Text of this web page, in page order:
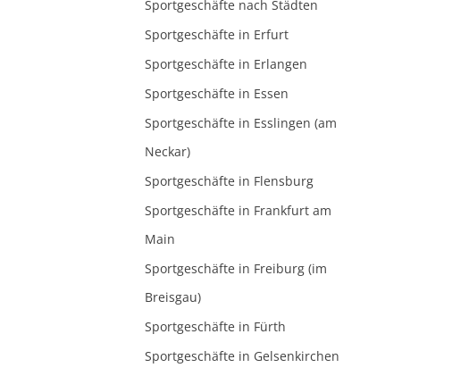
Sportgeschäfte nach Städten
Sportgeschäfte in Erfurt
Sportgeschäfte in Erlangen
Sportgeschäfte in Essen
Sportgeschäfte in Esslingen (am
Neckar)
Sportgeschäfte in Flensburg
Sportgeschäfte in Frankfurt am
Main
Sportgeschäfte in Freiburg (im
Breisgau)
Sportgeschäfte in Fürth
Sportgeschäfte in Gelsenkirchen